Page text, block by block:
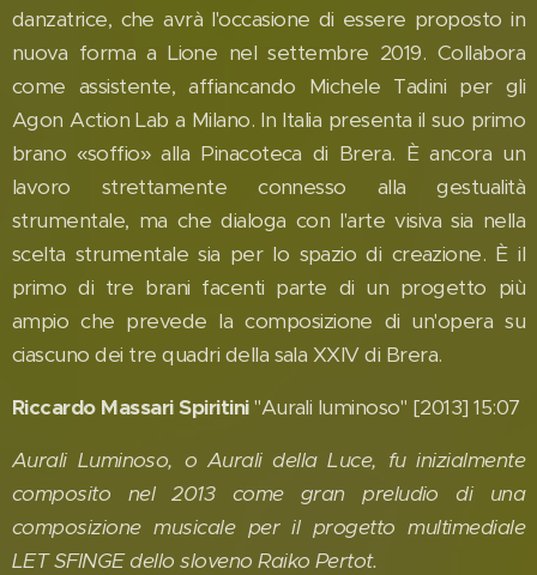
danzatrice, che avrà l'occasione di essere proposto in
nuova forma a Lione nel settembre 2019. Collabora
come assistente, affiancando Michele Tadini per gli
Agon Action Lab a Milano. In Italia presenta il suo primo
brano «soffio» alla Pinacoteca di Brera. È ancora un
lavoro strettamente connesso alla gestualità
strumentale, ma che dialoga con l'arte visiva sia nella
scelta strumentale sia per lo spazio di creazione. È il
primo di tre brani facenti parte di un progetto più
ampio che prevede la composizione di un'opera su
ciascuno dei tre quadri della sala XXIV di Brera.
Riccardo Massari Spiritini"Aurali luminoso" [2013] 15:07
Aurali Luminoso, o Aurali della Luce, fu inizialmente
composito nel 2013 come gran preludio di una
composizione musicale per il progetto multimediale
LET SFINGE dello sloveno Raiko Pertot.